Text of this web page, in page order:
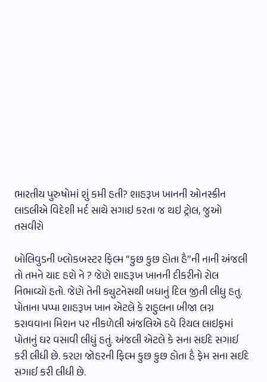
ભારતીય પુરુષોમાં શું કમી હતી? શાહરૂખ ખાનની ઓનસ્ક્રીન
લાડલીએ વિદેશી મર્દ સાથે સગાઇ કરતા જ થઇ ટ્રોલ, જુઓ
તસવીરો
બોલિવુડની બ્લોકબસ્ટર ફિલ્મ “કુછ કુછ હોતા હૈ”ની નાની અંજલી
તો તમને યાદ હશે ને ? જેણે શાહરૂખ ખાનની દીકરીનો રોલ
નિભાવ્યો હતો. જેણે તેની ક્યુટનેસથી બધાનું દિલ જીતી લીધુ હતુ.
પોતાના પપ્પા શાહરૂખ ખાન એટલે કે રાહુલના બીજા લગ્ન
કરાવવાના મિશન પર નીકળેલી અંજલિએ હવે રિયલ લાઇફમાં
પોતાનું ઘર વસાવી લીધું હતું. અંજલી એટલે કે સના સઈદે સગાઈ
કરી લીધી છે. કરણ જોહરની ફિલ્મ કુછ કુછ હોતા હૈ ફેમ સના સઈદે
સગાઈ કરી લીધી છે.